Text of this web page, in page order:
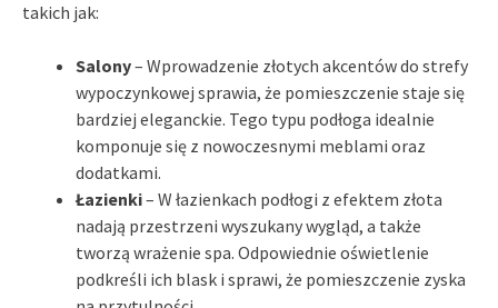
takich jak:
Salony– Wprowadzenie złotych akcentów do strefy
wypoczynkowej sprawia, że pomieszczenie staje się
bardziej eleganckie. Tego typu podłoga idealnie
komponuje się z nowoczesnymi meblami oraz
dodatkami.
Łazienki– W łazienkach podłogi z efektem złota
nadają przestrzeni wyszukany wygląd, a także
tworzą wrażenie spa. Odpowiednie oświetlenie
podkreśli ich blask i sprawi, że pomieszczenie zyska